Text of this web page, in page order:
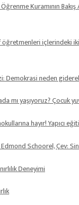
Kuramının Bakış
öğretmenleri içlerindeki
Demokrasi neden
mı yaşıyoruz? Çocuk
hayır! Yapıcı
Schoorel, Çev:
Deneyimi